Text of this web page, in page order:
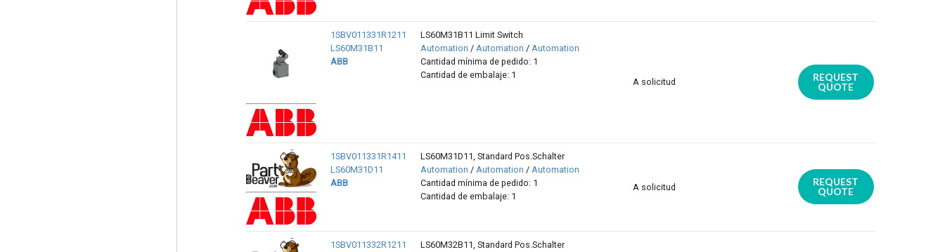
1SBV011331R1211
LS60M31B11
ABB
LS60M31B11 Limit Switch
Automation / Automation / Automation
Cantidad mínima de pedido: 1
Cantidad de embalaje: 1
A solicitud
REQUEST
QUOTE
1SBV011331R1411
LS60M31D11
ABB
LS60M31D11, Standard Pos.Schalter
Automation / Automation / Automation
Cantidad mínima de pedido: 1
Cantidad de embalaje: 1
A solicitud
REQUEST
QUOTE
1SBV011332R1211
LS60M32B11, Standard Pos.Schalter